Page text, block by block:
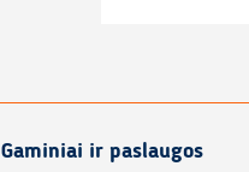
Gaminiai ir paslaugos